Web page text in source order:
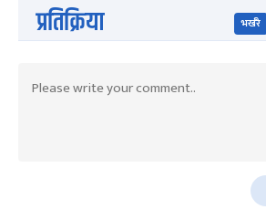
प्रतिक्रिया भर्खरै